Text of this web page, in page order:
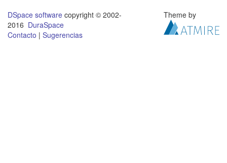
DSpace software copyright © 2002-
2016 DuraSpace
Contacto | Sugerencias
Theme by